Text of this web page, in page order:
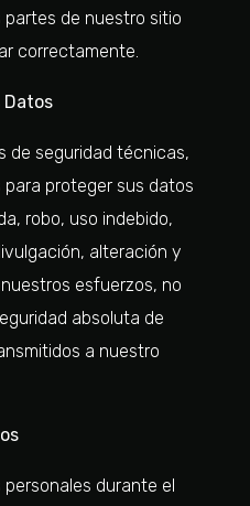
de nuestro sitio
correctamente.
Datos
de seguridad técnicas,
proteger sus datos
robo, uso indebido,
alteración y
esfuerzos, no
absoluta de
a nuestro
durante el